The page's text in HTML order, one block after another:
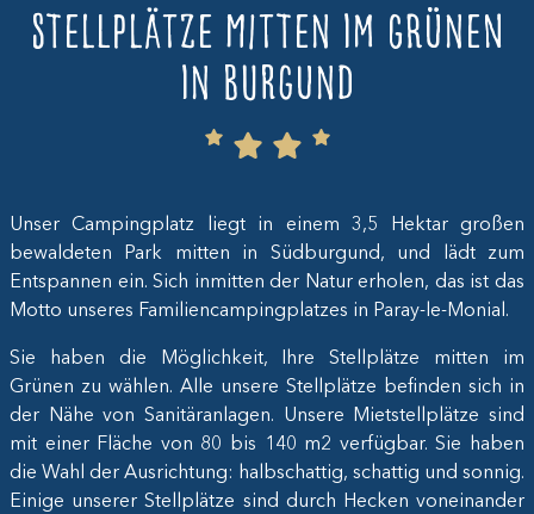
Stellplätze mitten im Grünen
in Burgund
Unser Campingplatz liegt in einem 3,5 Hektar großen
bewaldeten Park mitten in Südburgund, und lädt zum
Entspannen ein. Sich inmitten der Natur erholen, das ist das
Motto unseres Familiencampingplatzes in Paray-le-Monial.
Sie haben die Möglichkeit, Ihre Stellplätze mitten im
Grünen zu wählen. Alle unsere Stellplätze befinden sich in
der Nähe von Sanitäranlagen. Unsere Mietstellplätze sind
mit einer Fläche von 80 bis 140 m2 verfügbar. Sie haben
die Wahl der Ausrichtung: halbschattig, schattig und sonnig.
Einige unserer Stellplätze sind durch Hecken voneinander